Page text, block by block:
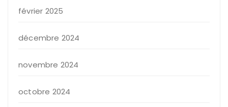
février 2025
décembre 2024
novembre 2024
octobre 2024